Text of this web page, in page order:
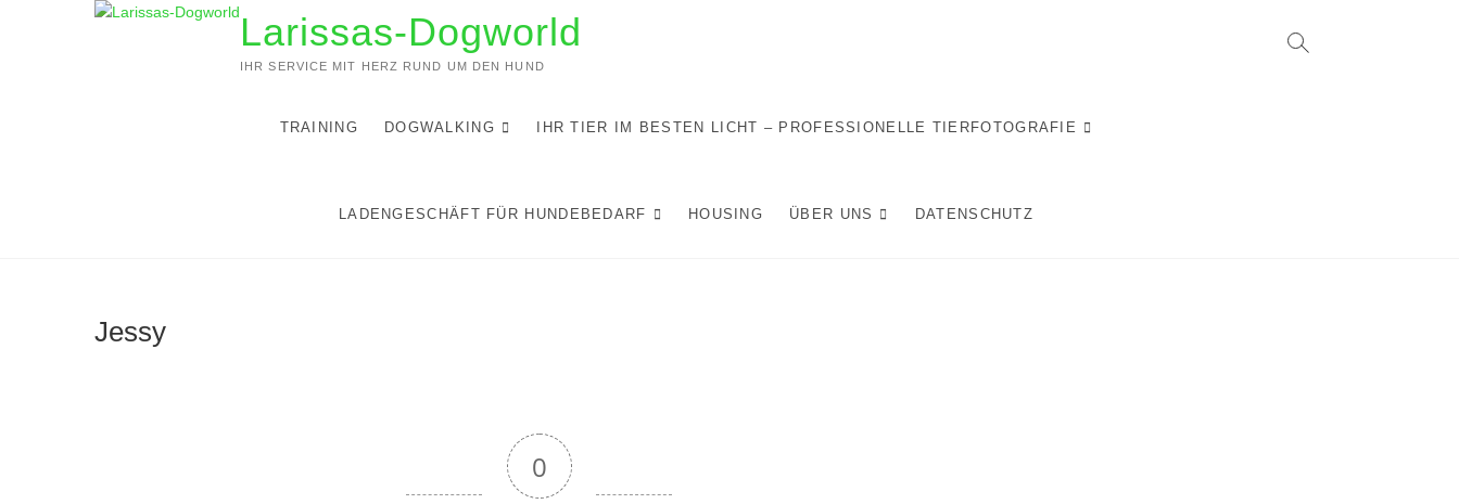
Larissas-Dogworld
IHR SERVICE MIT HERZ RUND UM DEN HUND
TRAINING DOGWALKING IHR TIER IM BESTEN LICHT – PROFESSIONELLE TIERFOTOGRAFIE
LADENGESCHÄFT FÜR HUNDEBEDARF HOUSING ÜBER UNS DATENSCHUTZ
Jessy
0